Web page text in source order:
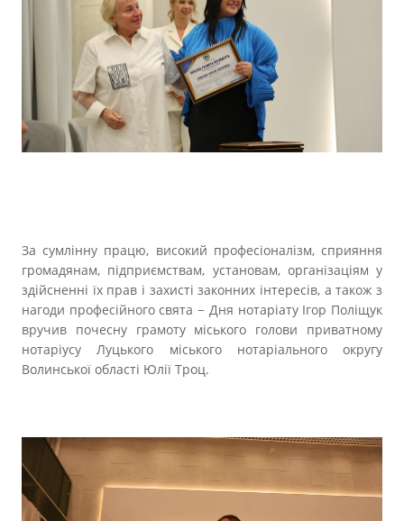
За сумлінну працю, високий професіоналізм, сприяння
громадянам, підприємствам, установам, організаціям у
здійсненні їх прав і захисті законних інтересів, а також з
нагоди професійного свята − Дня нотаріату Ігор Поліщук
вручив почесну грамоту міського голови приватному
нотаріусу Луцького міського нотаріального округу
Волинської області Юлії Троц.